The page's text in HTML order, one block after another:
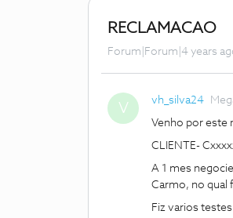
RECLAMACAO
Forum|Forum|4 years
V vh_silva24
Venho por este
CLIENTE-
A 1 mes
Carmo, no qual
Fiz varios